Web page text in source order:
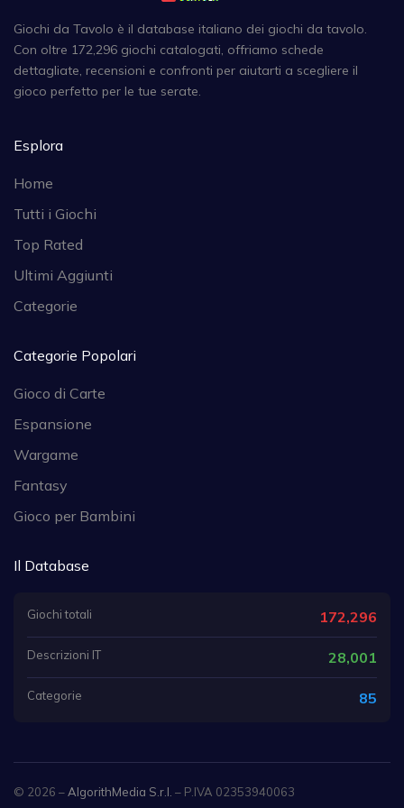
Giochi da Tavolo è il database italiano dei giochi da tavolo.
Con oltre 172,296 giochi catalogati, offriamo schede
dettagliate, recensioni e confronti per aiutarti a scegliere il
gioco perfetto per le tue serate.
Esplora
Home
Tutti i Giochi
Top Rated
Ultimi Aggiunti
Categorie
Categorie Popolari
Gioco di Carte
Espansione
Wargame
Fantasy
Gioco per Bambini
Il Database
Giochi totali 172,296
Descrizioni IT 28,001
Categorie 85
© 2026 – AlgorithMedia S.r.l. – P.IVA 02353940063